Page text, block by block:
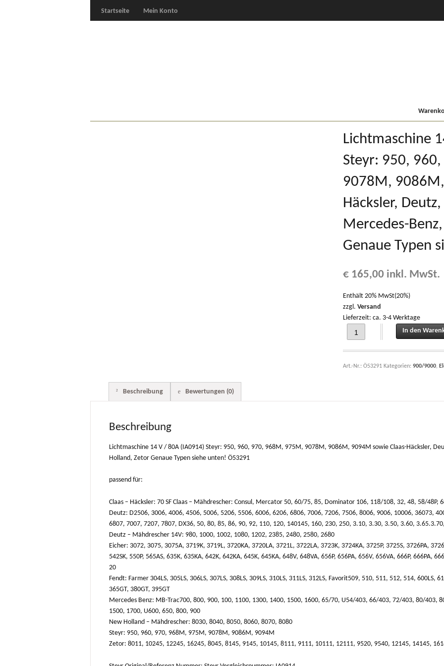
Startseite Mein Konto
Lichtmaschine
Steyr: 950,
9078M,
Häcksler,
Mercedes-
Genaue Typen
€165,00 inkl. MwSt.
Enthält 20% MwSt(20%)
zzgl. Versand
Lieferzeit: ca. 3-4 Werktage
Lichtmaschine 14 V / 80A
In den
Art.-Nr.: Ö53291 Kategorien: 900/9000,
Beschreibung Bewertungen (0)
Beschreibung
Lichtmaschine 14 V / 80A (IA0914) Steyr: 950, 960, 970, 968M, 975M, 9078M, 9086M, 9094M sowie Claas-Häcksler,
Holland, Zetor Genaue Typen siehe unten! Ö53291
passend für:
Claas – Häcksler: 70 SF Claas – Mähdrescher: Consul, Mercator 50, 60/75, 85, Dominator 106, 118/108, 32, 48, 58/48P,
Deutz: D2506, 3006, 4006, 4506, 5006, 5206, 5506, 6006, 6206, 6806, 7006, 7206, 7506, 8006, 9006, 10006, 36073,
6807, 7007, 7207, 7807, DX36, 50, 80, 85, 86, 90, 92, 110, 120, 140145, 160, 230, 250, 3.10, 3.30, 3.50, 3.60,
Deutz – Mähdrescher 14V: 980, 1000, 1002, 1080, 1202, 2385, 2480, 2580, 2680
Eicher: 3072, 3075, 3075A, 3719K, 3719L, 3720KA, 3720LA, 3721L, 3722LA, 3723K, 3724KA, 3725P, 3725S, 3726PA,
542SK, 550P, 565AS, 635K, 635KA, 642K, 642KA, 645K, 645KA, 648V, 648VA, 656P, 656PA, 656V, 656VA, 666P, 666PA,
20
Fendt: Farmer 304LS, 305LS, 306LS, 307LS, 308LS, 309LS, 310LS, 311LS, 312LS, Favorit509, 510, 511, 512, 514, 600LS,
365GT, 380GT, 395GT
Mercedes Benz: MB-Trac700, 800, 900, 100, 1100, 1300, 1400, 1500, 1600, 65/70, U54/403, 66/403, 72/403, 80/403,
1500, 1700, U600, 650, 800, 900
New Holland – Mähdrescher: 8030, 8040, 8050, 8060, 8070, 8080
Steyr: 950, 960, 970, 968M, 975M, 9078M, 9086M, 9094M
Zetor: 8011, 10245, 12245, 16245, 8045, 8145, 9145, 10145, 8111, 9111, 10111, 12111, 9520, 9540, 12145, 14145,